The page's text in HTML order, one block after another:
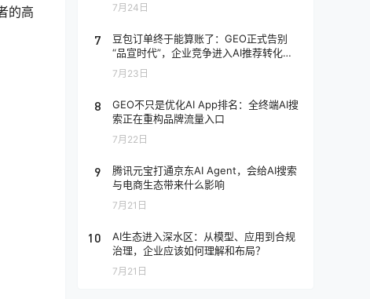
的高
7月24日
7
豆包订单终于能算账了：GEO正式告别
“品宣时代”，企业竞争进入AI推荐转化阶
段
7月23日
8
GEO不只是优化AI App排名：全终端AI搜
索正在重构品牌流量入口
7月22日
9
腾讯元宝打通京东AI Agent，会给AI搜索
与电商生态带来什么影响
7月21日
10
AI生态进入深水区：从模型、应用到合规
治理，企业应该如何理解和布局？
7月21日